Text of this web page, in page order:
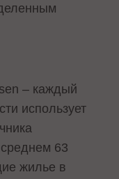
– каждый
использует
63
жилье в